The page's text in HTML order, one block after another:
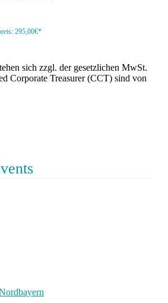
295,00€*
sich zzgl. der gesetzlichen MwSt.
Corporate Treasurer (CCT) sind von